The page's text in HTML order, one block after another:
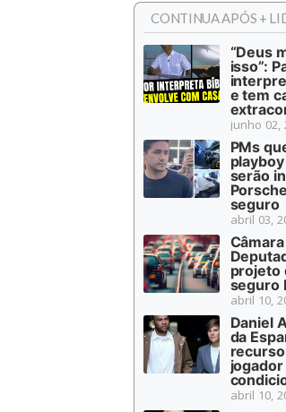
CONTINUA APÓS +
“Deus
isso”:
e tem
junho 02,
PMs
serão
seguro
abril 03,
projeto
seguro
abril 10,
Daniel
da
abril 10,